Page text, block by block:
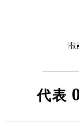
電
代表